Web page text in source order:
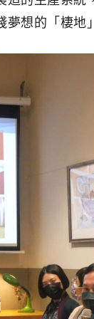
想的「棲地